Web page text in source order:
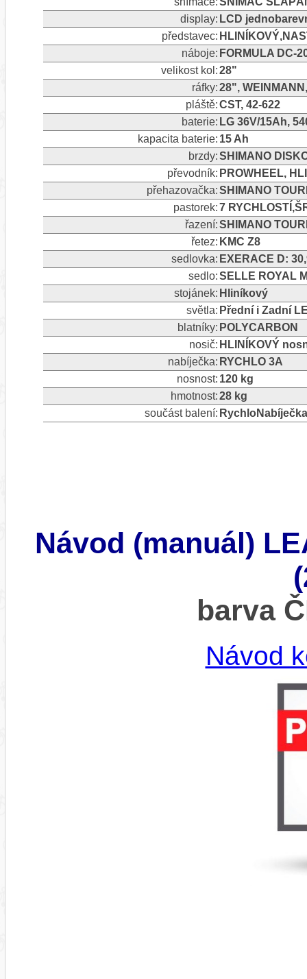
display: LCD
představec:
náboje: FORMULA DC-
velikost kol:28"
ráfky:28",
pláště:CST, 42-622
baterie: LG 36V/15Ah,
kapacita baterie: 15 Ah
brzdy:SHIMANO
převodník: PROWHEEL,
přehazovačka:SHIMANO
pastorek:7
řazení:SHIMANO
řetez: KMC Z8
sedlovka: EXERACE D:
sedlo:SELLE ROYAL
stojánek: Hliníkový
světla: Přední i Zadní
blatníky: POLYCARBON
nosič: HLINÍKOVÝ
nabíječka: RYCHLO 3A
nosnost: 120 kg
hmotnost:28 kg
součást balení:
Návod (manuál)
barva
Návod